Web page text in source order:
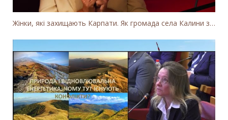
Жінки, які захищають Карпати. Як громада села Калини захищає річку Тересву від забудови МГЕС